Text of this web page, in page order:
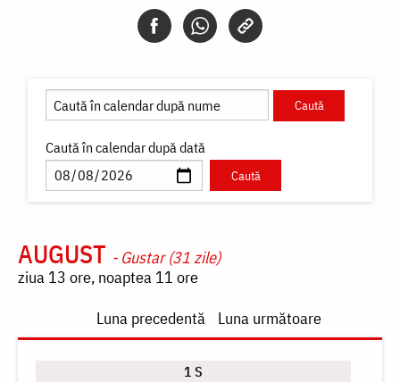
Caută în calendar după dată
AUGUST - Gustar (31 zile)
ziua 13 ore, noaptea 11 ore
Luna precedentă Luna următoare
1 S